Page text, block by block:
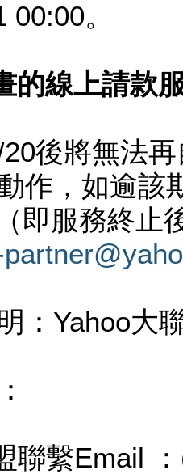
。
的線上請款
後將無法
作，如逾該
即服務終止
：Yahoo大
聯繫Email